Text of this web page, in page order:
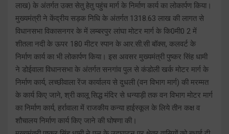
लाख) के अंतर्गत उक्त सेतु हेतु पहुंच मार्ग के निर्माण कार्य का लोकार्पण किया।
मुख्यमंत्री ने केंद्रीय सड़क निधि के अंतर्गत 1318.63 लाख की लागत से
विधानसभा विकासनगर के में लम्बरपुर लांघा मोटर मार्ग के कि0मी0 2 में
शीतला नदी के ऊपर 180 मीटर स्पान के आर.सी.सी बॉक्स, कलवर्ट के
निर्माण कार्य का भी लोकार्पण किया। इस अवसर मुख्यमंत्री पुष्कर सिंह धामी
ने डोईवाला विधानसभा के अंतर्गत सनगांव पुल से कंडोली खर्क मोटर मार्ग के
निर्माण कार्य, लच्छीवाला रेंज कार्यालय से दुधली (वन विभाग मार्ग) की मरम्मत
के कार्य किए जाने, श्री कालू सिद्ध मंदिर से धन्याड़ी तक वन विभाग मोटर मार्ग
का निर्माण कार्य, हर्रावाला में राजकीय कन्या हाईस्कूल के लिये तीन कक्ष व
शौचालय निर्माण कार्य किए जाने की घोषणा की।